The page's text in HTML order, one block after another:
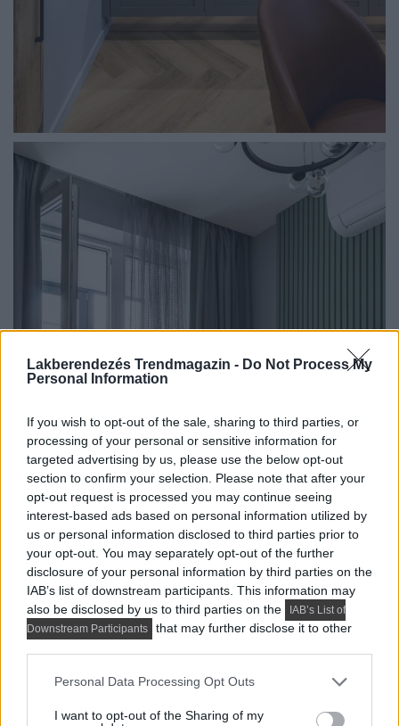
Lakberendezés Trendmagazin - Do Not Process My
Personal Information
If you wish to opt-out of the sale, sharing to third parties, or
processing of your personal or sensitive information for
targeted advertising by us, please use the below opt-out
section to confirm your selection. Please note that after your
opt-out request is processed you may continue seeing
interest-based ads based on personal information utilized by
us or personal information disclosed to third parties prior to
your opt-out. You may separately opt-out of the further
disclosure of your personal information by third parties on the
IAB’s list of downstream participants. This information may
also be disclosed by us to third parties on the
IAB’s List of
Downstream Participants
that may further disclose it to other
Please note that this website/app uses one or more Google
not limited to your visit or usage behaviour. You may click to
Personal Data Processing Opt Outs
I want to opt-out of the Sharing of my